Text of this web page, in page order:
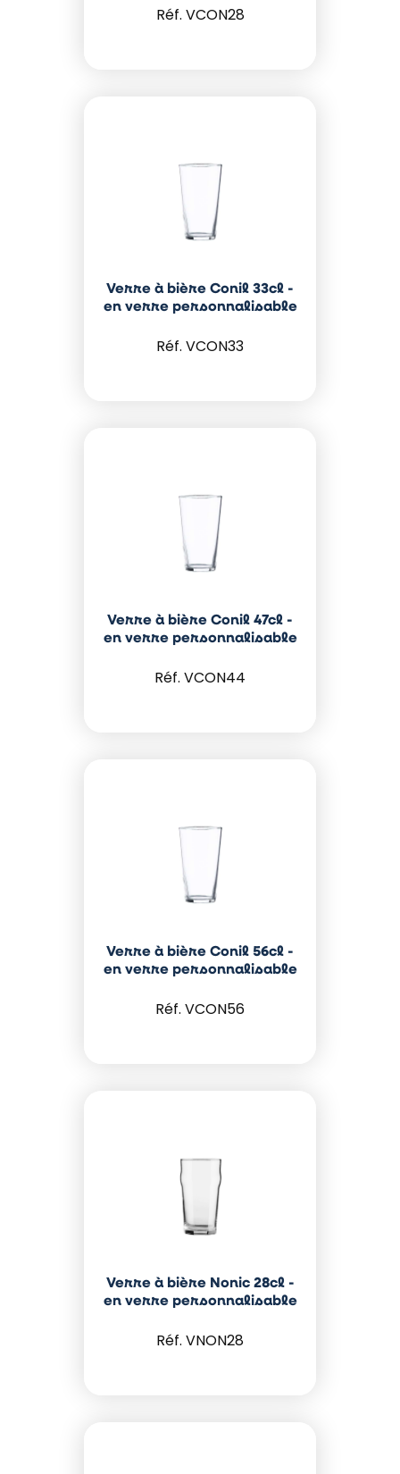
VCON28
Verre à bière Conil 33cl -
en verre personnalisable
VCON33
Verre à bière Conil 47cl -
en verre personnalisable
VCON44
Verre à bière Conil 56cl -
en verre personnalisable
VCON56
Verre à bière Nonic 28cl -
en verre personnalisable
VNON28